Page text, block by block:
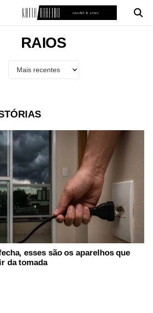
RAIOS
esses são os aparelhos que
da tomada